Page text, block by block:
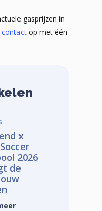
gasprijzen in
contact op met één
x
2026
de